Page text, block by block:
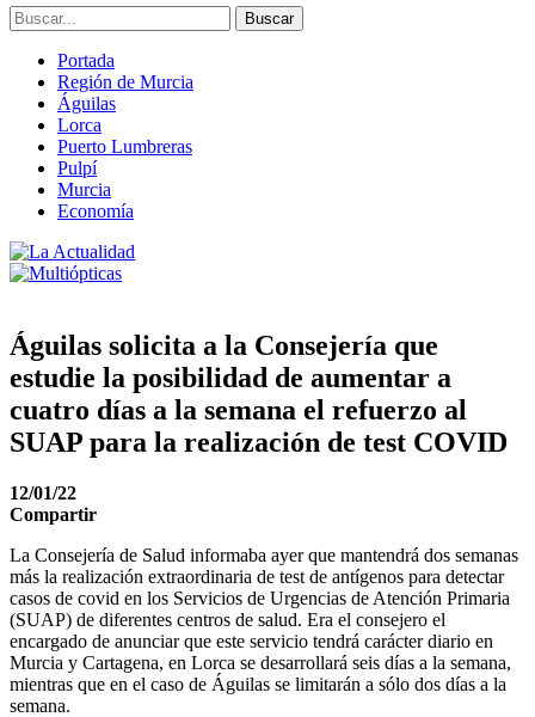
Portada
Región de Murcia
Águilas
Lorca
Puerto Lumbreras
Pulpí
Murcia
Economía
Águilas solicita a la Consejería que
estudie la posibilidad de aumentar a
cuatro días a la semana el refuerzo al
SUAP para la realización de test COVID
12/01/22
Compartir
La Consejería de Salud informaba ayer que mantendrá dos semanas
más la realización extraordinaria de test de antígenos para detectar
casos de covid en los Servicios de Urgencias de Atención Primaria
(SUAP) de diferentes centros de salud. Era el consejero el
encargado de anunciar que este servicio tendrá carácter diario en
Murcia y Cartagena, en Lorca se desarrollará seis días a la semana,
mientras que en el caso de Águilas se limitarán a sólo dos días a la
semana.